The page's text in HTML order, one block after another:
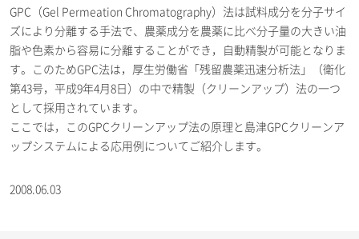
GPC（Gel Permeation Chromatography）法は試料成分を分子サイ
ズにより分離する手法で、農薬成分を農薬に比べ分子量の大きい油
脂や色素から容易に分離することができ，自動精製が可能となりま
す。このためGPC法は，厚生労働省「残留農薬迅速分析法」（衛化
第43号，平成9年4月8日）の中で精製（クリーンアップ）法の一つ
として採用されています。
ここでは，このGPCクリーンアップ法の原理と島津GPCクリーンア
ップシステムによる応用例についてご紹介します。
2008.06.03